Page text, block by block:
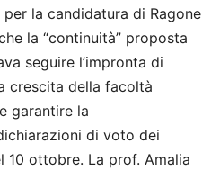
la candidatura di Ragone
la “continuità” proposta
seguire l’impronta di
crescita della facoltà
garantire la
di voto dei
10 ottobre. La prof. Amalia